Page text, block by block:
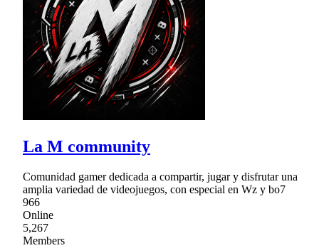
La M community
Comunidad gamer dedicada a compartir, jugar y disfrutar una
amplia variedad de videojuegos, con especial en Wz y bo7
966
Online
5,267
Members